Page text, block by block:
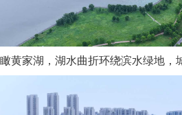
黄家湖，湖水曲折环绕滨水绿地，